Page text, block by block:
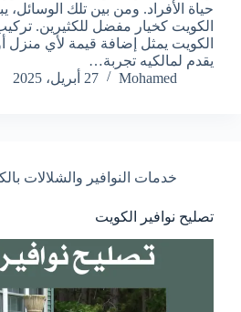
حياة الأفراد. ومن بين تلك الوسائل،
الكويت كخيار مفضل للكثيرين.
الكويت يمثل إضافة قيمة لأي منزل
يقدم لمالكيه تجربة…
Mohamed
27 أبريل، 2025
خدمات النوافير والشلالات
تصليح نوافير الكويت